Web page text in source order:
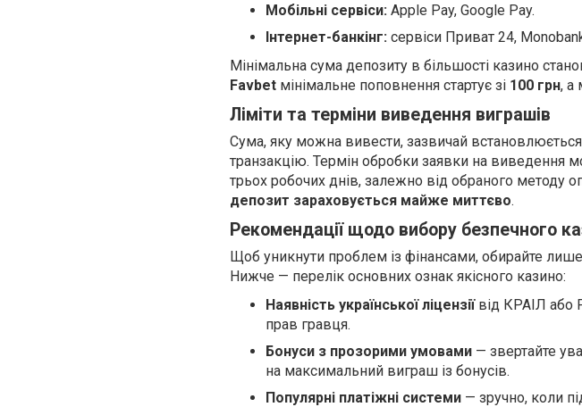
Мобільні сервіси: Apple Pay, Google Pay.
Інтернет-банкінг: сервіси Приват 24,
Мінімальна сума депозиту в більшості казино
Favbet мінімальне поповнення стартує зі 100 грн, а
Ліміти та терміни виведення виграшів
Сума, яку можна вивести, зазвичай
транзакцію. Термін обробки заявки на виведення
трьох робочих днів, залежно від обраного методу
депозит зараховується майже миттєво.
Рекомендації щодо вибору безпечного
Щоб уникнути проблем із фінансами, обирайте лише
Нижче — перелік основних ознак якісного казино:
Наявність української ліцензіївід КРАІЛ або
прав гравця.
Бонуси з прозорими умовами — звертайте
на максимальний виграш із бонусів.
Популярні платіжні системи — зручно, коли